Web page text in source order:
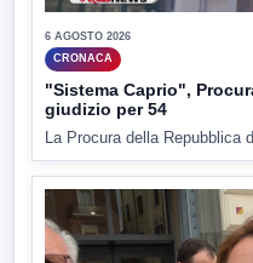
6 AGOSTO 2026
CRONACA
"Sistema Caprio",
giudizio per 54
La Procura della Repubblica